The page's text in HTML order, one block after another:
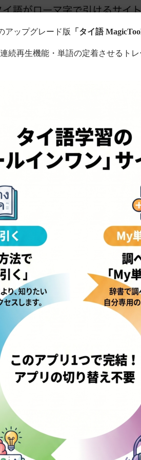
に置き換えて検索！
アップグレード版 「タイ語 MagicTool
再生機能・単語の定着させるトレ